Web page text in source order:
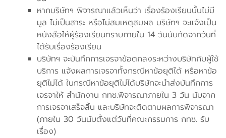
หากบริษัทฯ พิจารณาแล้วเห็นว่า เรื่องร้องเรียนนั้นไม่มี
มูล ไม่เป็นสาระ หรือไม่สมเหตุสมผล บริษัทฯ จะแจ้งเป็น
หนังสือให้ผู้ร้องเรียนทราบภายใน 14 วันนับถัดจากวันที่
ได้รับเรื่องร้องเรียน
บริษัทฯ จะบันทึกการเจรจาข้อตกลงระหว่างบริษัทกับผู้ใช้
บริการ แจ้งผลการเจรจาทั้งกรณีหาข้อยุติได้ หรือหาข้อ
ยุติไม่ได้ ในกรณีหาข้อยุติไม่ได้บริษัทจะนำส่งบันทึกการ
เจรจาให้ สำนักงาน กทช.พิจารณาภายใน 3 วัน นับจาก
การเจรจาเสร็จสิ้น และบริษัทจะติดตามผลการพิจารณา
(ภายใน 30 วันนับตั้งแต่วันที่คณะกรรมการ กทช. รับ
เรื่อง)